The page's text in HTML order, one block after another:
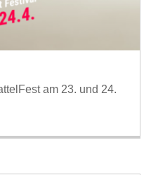
am 23. und 24.